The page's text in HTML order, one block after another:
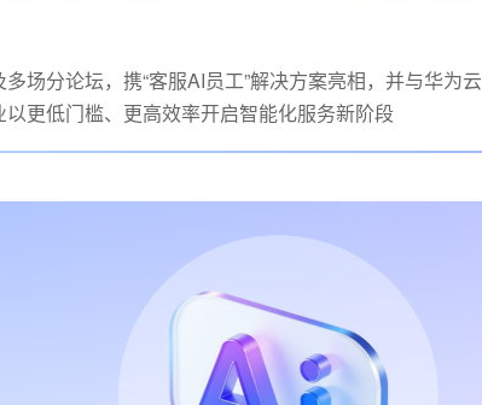
场分论坛，携“客服AI员工”解决方案亮相，并与华为云
更低门槛、更高效率开启智能化服务新阶段